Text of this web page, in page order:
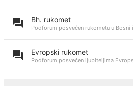
Bh. rukomet
Podforum posvećen rukometu u Bosni
Evropski rukomet
Podforum posvećen ljubiteljima